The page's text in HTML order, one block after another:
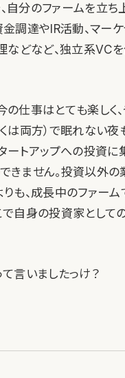
自分のファームを立
調達やIR活動、マーケ
理などなど、独立系
仕事はとても楽しく
は両方）で眠れない
ートアップへの投資
きません。投資以外
りも、成長中のファー
で自身の投資家とし
言いましたっけ？